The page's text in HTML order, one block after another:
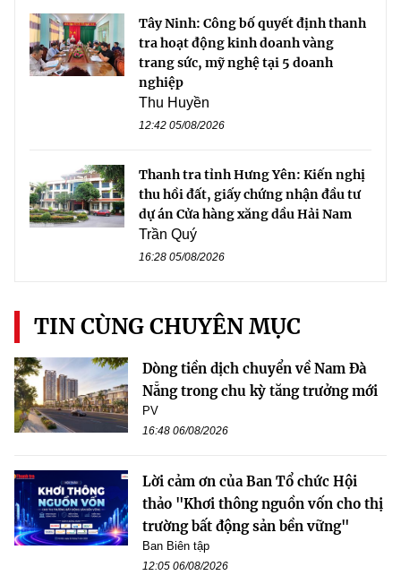
Tây Ninh: Công bố quyết định thanh
tra hoạt động kinh doanh vàng
trang sức, mỹ nghệ tại 5 doanh
nghiệp
Thu Huyền
12:42 05/08/2026
Thanh tra tỉnh Hưng Yên: Kiến nghị
thu hồi đất, giấy chứng nhận đầu tư
dự án Cửa hàng xăng dầu Hải Nam
Trần Quý
16:28 05/08/2026
TIN CÙNG CHUYÊN MỤC
Dòng tiền dịch chuyển về Nam Đà
Nẵng trong chu kỳ tăng trưởng mới
PV
16:48 06/08/2026
Lời cảm ơn của Ban Tổ chức Hội
thảo "Khơi thông nguồn vốn cho thị
trường bất động sản bền vững"
Ban Biên tập
12:05 06/08/2026